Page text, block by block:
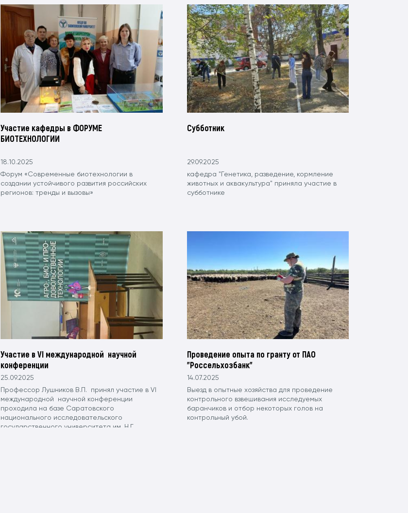
Участие кафедры в ФОРУМЕ
БИОТЕХНОЛОГИИ
18.10.2025
Форум «Современные биотехнологии в
создании устойчивого развития российских
регионов: тренды и вызовы»
Субботник
29.09.2025
кафедра "Генетика, разведение, кормление
животных и аквакультура" приняла участие в
субботнике
Участие в VI международной научной
конференции
25.09.2025
Профессор Лушников В.П. принял участие в VI
международной научной конференции
проходила на базе Саратовского
национального исследовательского
государственного университета им. Н.Г.
Проведение опыта по гранту от ПАО
"Россельхозбанк"
14.07.2025
Выезд в опытные хозяйства для проведение
контрольного взвешивания исследуемых
баранчиков и отбор некоторых голов на
контрольный убой.